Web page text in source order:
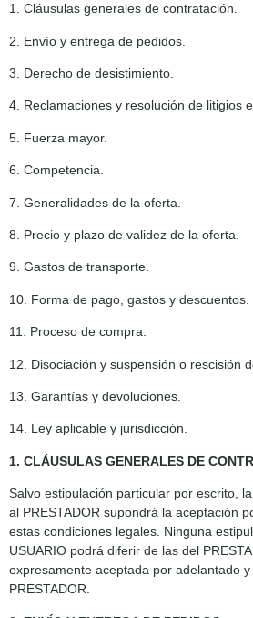
1. Cláusulas generales de contratación.
2. Envío y entrega de pedidos.
3. Derecho de desistimiento.
4. Reclamaciones y resolución de litigios
5. Fuerza mayor.
6. Competencia.
7. Generalidades de la oferta.
8. Precio y plazo de validez de la oferta.
9. Gastos de transporte.
10. Forma de pago, gastos y descuentos.
11. Proceso de compra.
12. Disociación y suspensión o rescisión
13. Garantías y devoluciones.
14. Ley aplicable y jurisdicción.
1. CLÁUSULAS GENERALES DE
Salvo estipulación particular por escrito,
al PRESTADOR supondrá la aceptación
estas condiciones legales. Ninguna
USUARIO podrá diferir de las del
expresamente aceptada por adelantado
PRESTADOR.